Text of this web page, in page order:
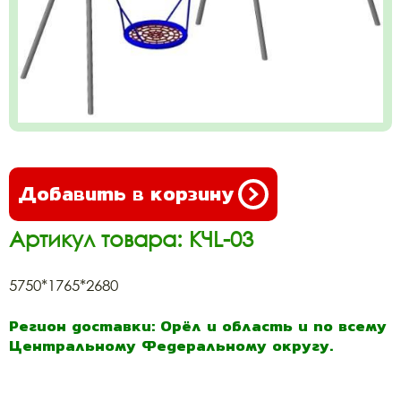
Добавить в корзину
Артикул товара: КЧL-03
5750*1765*2680
Регион доставки: Орёл и область и по всему
Центральному Федеральному округу.